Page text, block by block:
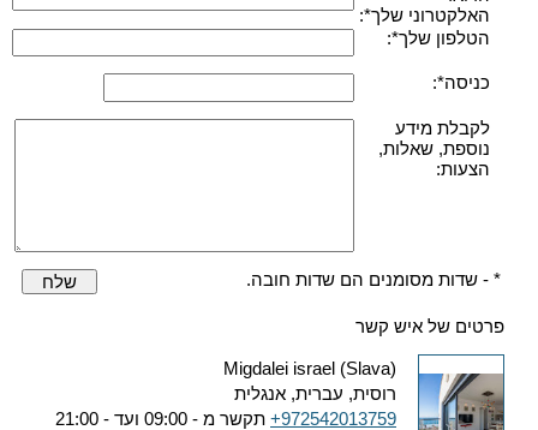
האלקטרוני שלך*:
הטלפון שלך*:
כניסה*:
לקבלת מידע
נוספת, שאלות,
הצעות:
* - שדות מסומנים הם שדות חובה. שלח
פרטים של איש קשר
Migdalei israel (Slava)
רוסית, עברית, אנגלית
+972542013759 תקשר מ - 09:00 ועד - 21:00